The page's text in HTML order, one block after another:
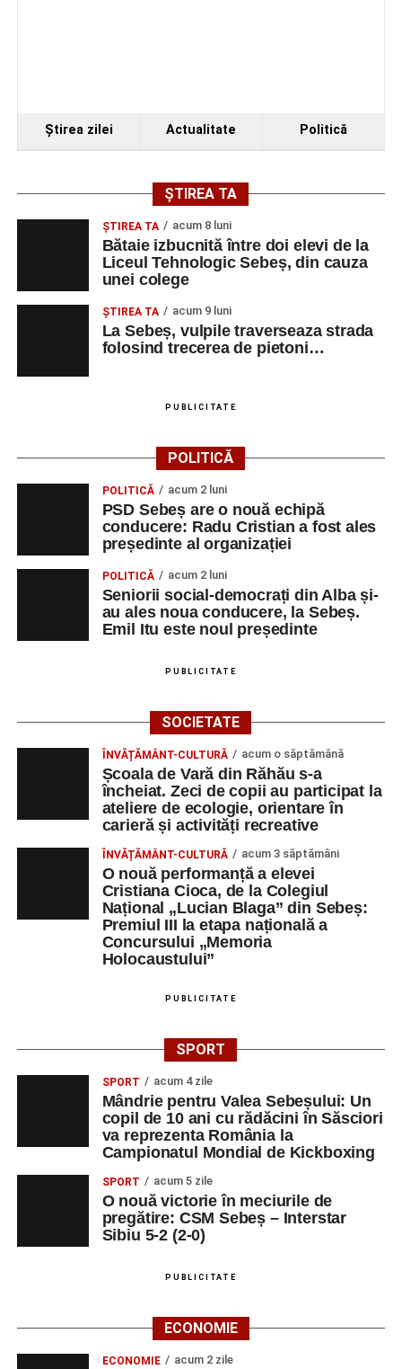
reprezintă doar începutul unei serii de concerte care vor
avea loc pe parcursul taberei, oferind comunității din
și de a lua parte la un veritabil schimb cultural prin
Adaugă-ne ca sursă preferată
Urmărește-ne pe Google News
iluminatului public pe timpul nopții, în contextul
apelului la economii al Guvernului Bolojan
Duminică, 23 august 2026, Râpa Roșie găzduiește
cea de-a III-a ediție a concursului „CicloAventurier
de Sebeș”
Primul concert din cadrul String Symphonic Camp
2026 a adus emoție și aplauze la Sebeș
Ştirea zilei Actualitate Politică
ȘTIREA TA
ŞTIREA TA acum 8 luni
Bătaie izbucnită între doi elevi de la
Liceul Tehnologic Sebeș, din cauza
unei colege
ŞTIREA TA acum 9 luni
La Sebeș, vulpile traverseaza strada
folosind trecerea de pietoni…
PUBLICITATE
POLITICĂ
POLITICĂ acum 2 luni
PSD Sebeș are o nouă echipă
conducere: Radu Cristian a fost ales
președinte al organizației
POLITICĂ acum 2 luni
Seniorii social-democrați din Alba și-
au ales noua conducere, la Sebeș.
Emil Itu este noul președinte
PUBLICITATE
SOCIETATE
ÎNVĂȚĂMÂNT-CULTURĂ acum o săptămână
Școala de Vară din Răhău s-a
încheiat. Zeci de copii au participat la
ateliere de ecologie, orientare în
carieră și activități recreative
ÎNVĂȚĂMÂNT-CULTURĂ acum 3 săptămâni
O nouă performanță a elevei
Cristiana Cioca, de la Colegiul
Național „Lucian Blaga” din Sebeș:
Premiul III la etapa națională a
Concursului „Memoria
Holocaustului”
PUBLICITATE
SPORT
SPORT acum 4 zile
Mândrie pentru Valea Sebeșului: Un
copil de 10 ani cu rădăcini în Săsciori
va reprezenta România la
Campionatul Mondial de Kickboxing
SPORT acum 5 zile
O nouă victorie în meciurile de
pregătire: CSM Sebeș – Interstar
Sibiu 5-2 (2-0)
PUBLICITATE
ECONOMIE
ECONOMIE acum 2 zile